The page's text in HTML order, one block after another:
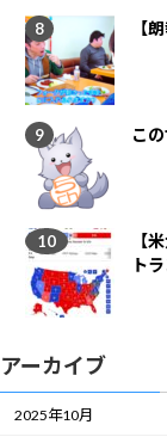
【
こ
【
ト
アーカイブ
2025年10月